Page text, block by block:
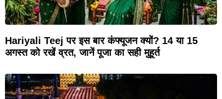
Hariyali Teej पर इस बार कंफ्यूजन क्यों? 14 या 15
अगस्त को रखें व्रत, जानें पूजा का सही मुहूर्त